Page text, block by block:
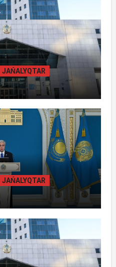
JAŃALYQTAR
ЕСЕБІНЕН
ГАЗБЕН
JAŃALYQTAR
АВТОЖОЛ
РЕСМИ